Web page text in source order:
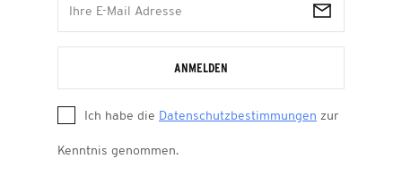
ANMELDEN
Ich habe die Datenschutzbestimmungen zur
Kenntnis genommen.